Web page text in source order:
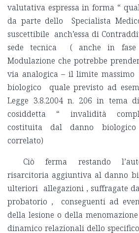
valutativa espressa in forma “
da parte dello Specialista
suscettibile anch’essa di
sede tecnica ( anche in fase
Modulazione che potrebbe
via analogica – il limite
biologico quale previsto ad
Legge 3.8.2004 n. 206 in tema
cosiddetta “ invalidità
costituita dal danno
correlato)
Ciò ferma restando
risarcitoria aggiuntiva al danno
ulteriori allegazioni , suffragate
probatorio , conseguenti ad
della lesione o della
dinamico relazionali dello